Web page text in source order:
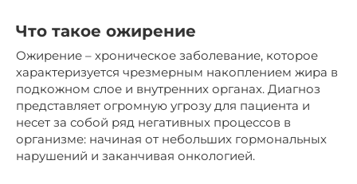
Что такое ожирение
Ожирение – хроническое заболевание, которое
характеризуется чрезмерным накоплением жира в
подкожном слое и внутренних органах. Диагноз
представляет огромную угрозу для пациента и
несет за собой ряд негативных процессов в
организме: начиная от небольших гормональных
нарушений и заканчивая онкологией.